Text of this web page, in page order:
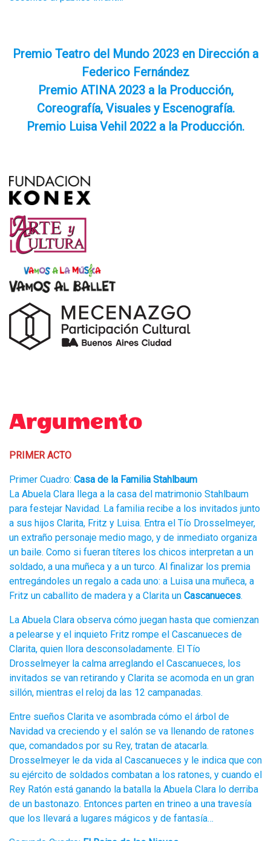
Premio Teatro del Mundo 2023 en Dirección a
Federico Fernández
Premio ATINA 2023 a la Producción,
Coreografía, Visuales y Escenografía.
Premio Luisa Vehil 2022 a la Producción.
Argumento
PRIMER ACTO
Primer Cuadro: Casa de la Familia Stahlbaum
La Abuela Clara llega a la casa del matrimonio Stahlbaum
para festejar Navidad. La familia recibe a los invitados junto
a sus hijos Clarita, Fritz y Luisa. Entra el Tío Drosselmeyer,
un extraño personaje medio mago, y de inmediato organiza
un baile. Como si fueran títeres los chicos interpretan a un
soldado, a una muñeca y a un turco. Al finalizar los premia
entregándoles un regalo a cada uno: a Luisa una muñeca, a
Fritz un caballito de madera y a Clarita un Cascanueces.
La Abuela Clara observa cómo juegan hasta que comienzan
a pelearse y el inquieto Fritz rompe el Cascanueces de
Clarita, quien llora desconsoladamente. El Tío
Drosselmeyer la calma arreglando el Cascanueces, los
invitados se van retirando y Clarita se acomoda en un gran
sillón, mientras el reloj da las 12 campanadas.
Entre sueños Clarita ve asombrada cómo el árbol de
Navidad va creciendo y el salón se va llenando de ratones
que, comandados por su Rey, tratan de atacarla.
Drosselmeyer le da vida al Cascanueces y le indica que con
su ejército de soldados combatan a los ratones, y cuando el
Rey Ratón está ganando la batalla la Abuela Clara lo derriba
de un bastonazo. Entonces parten en trineo a una travesía
que los llevará a lugares mágicos y de fantasía…